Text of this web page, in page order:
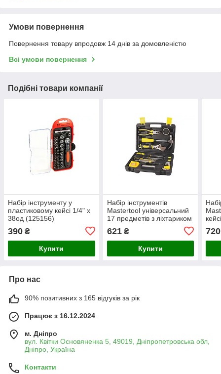
Умови повернення
Повернення товару впродовж 14 днів за домовленістю
Всі умови повернення
Подібні товари компанії
Набір інструменту у
пластиковому кейсі 1/4" x
38од (125156)
390 ₴
Купити
Набір інструментів
Mastertool універсальний
17 предметів з ліхтариком
та ЖК-пробником, вага 1,7
кг
621₴
Купити
720
Про нас
90% позитивних з 165 відгуків за рік
Працює з 16.12.2024
м. Дніпро
вул. Квітки Основяненка 5, 49019, Дніпропетровська обл,
Дніпро, Україна
Контакти